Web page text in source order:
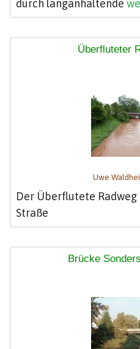
durch langanhaltende
Überfluteter
Uwe
Der Überflutete Radweg
Straße
Brücke